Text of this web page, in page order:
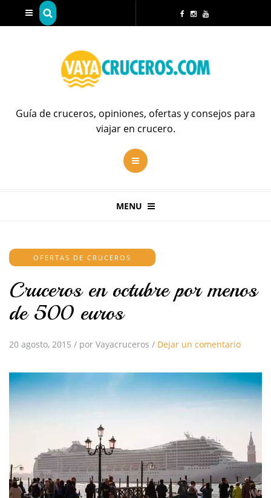
Guía de cruceros, opiniones, ofertas y consejos para
viajar en crucero.
MENU
OFERTAS DE CRUCEROS
Cruceros en octubre por menos
de 500 euros
20 agosto, 2015 / por Vayacruceros / Dejar un comentario